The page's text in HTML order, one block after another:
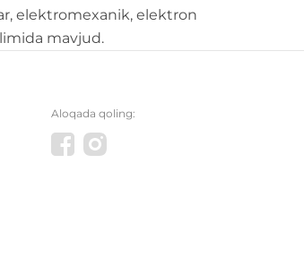
elektromexanik, elektron
mavjud.
Aloqada qoling: